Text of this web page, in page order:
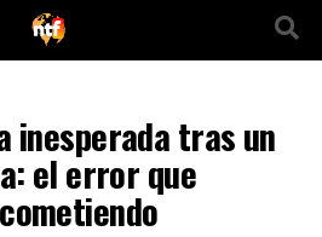
inesperada tras un
el error que